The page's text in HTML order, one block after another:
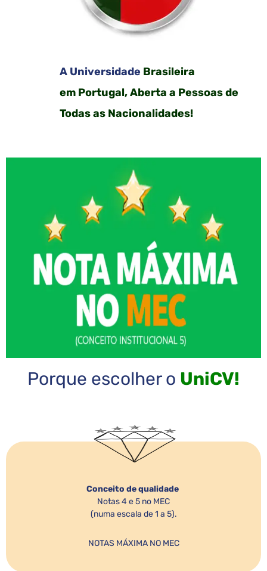
A Universidade Brasileira
em Portugal, Aberta a Pessoas de
Todas as Nacionalidades!
Porque escolher o UniCV!
Conceito de qualidade
Notas 4 e 5 no MEC
(numa escala de 1 a 5).
NOTAS MÁXIMA NO MEC